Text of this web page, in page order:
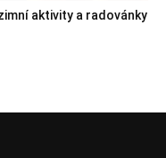
aktivity a radovánky